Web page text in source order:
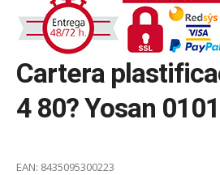
Cartera
4 80? Yosan
EAN: 8435095300223